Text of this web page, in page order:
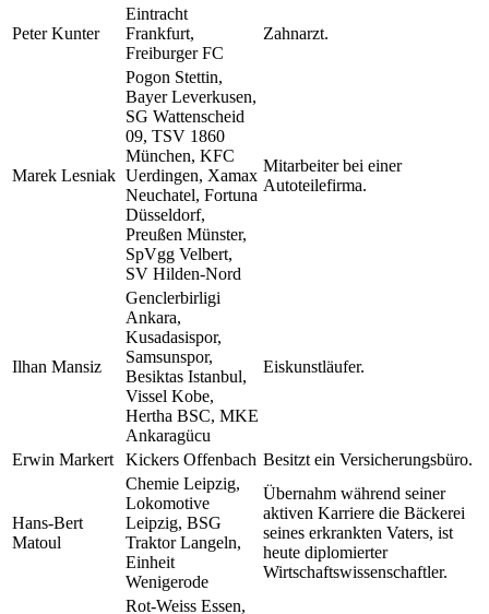
Peter Kunter
Eintracht
Frankfurt,
Freiburger FC
Zahnarzt.
Marek Lesniak
Pogon Stettin,
Bayer Leverkusen,
SG Wattenscheid
09, TSV 1860
München, KFC
Uerdingen, Xamax
Neuchatel, Fortuna
Düsseldorf,
Preußen Münster,
SpVgg Velbert,
SV Hilden-Nord
Mitarbeiter bei einer
Autoteilefirma.
Ilhan Mansiz
Genclerbirligi
Ankara,
Kusadasispor,
Samsunspor,
Besiktas Istanbul,
Vissel Kobe,
Hertha BSC, MKE
Ankaragücu
Eiskunstläufer.
Erwin Markert Kickers Offenbach Besitzt ein Versicherungsbüro.
Hans-Bert
Matoul
Chemie Leipzig,
Lokomotive
Leipzig, BSG
Traktor Langeln,
Einheit
Wenigerode
Übernahm während seiner
aktiven Karriere die Bäckerei
seines erkrankten Vaters, ist
heute diplomierter
Wirtschaftswissenschaftler.
Rot-Weiss Essen,